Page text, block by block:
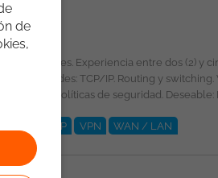
con experiencia en ambientes híbridos, buenas prácticas de seguridad, monitoreo y continuidad operativa. Esta vacante es divulgada a través de ticjob.co
TCP/IP VPN
WAN / LAN
de